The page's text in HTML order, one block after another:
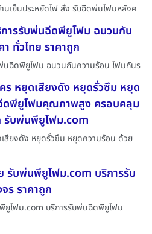
เย็นประหยัดไฟ สั่ง รับฉีดพ่นโฟมหลังค
ารรับพ่นฉีดพียูโฟม ฉนวนกัน
ทั่วไทย ราคาถูก
ฉีดพียูโฟม ฉนวนกันความร้อน โฟมกันร
ร หยุดเสียงดัง หยุดรั่วซึม หยุด
ดพียูโฟมคุณภาพสูง ครอบคลุม
รับพ่นพียูโฟม.com
สียงดัง หยุดรั่วซึม หยุดความร้อน ด้วย
รับพ่นพียูโฟม.com บริการรับ
ร ราคาถูก
ยูโฟม.com บริการรับพ่นฉีดพียูโฟม